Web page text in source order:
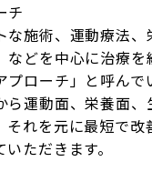
チ
な施術、運動療法、
などを中心に治療を
ローチ」と呼んで
ら運動面、栄養面、
それを元に最短で改
ただきます。